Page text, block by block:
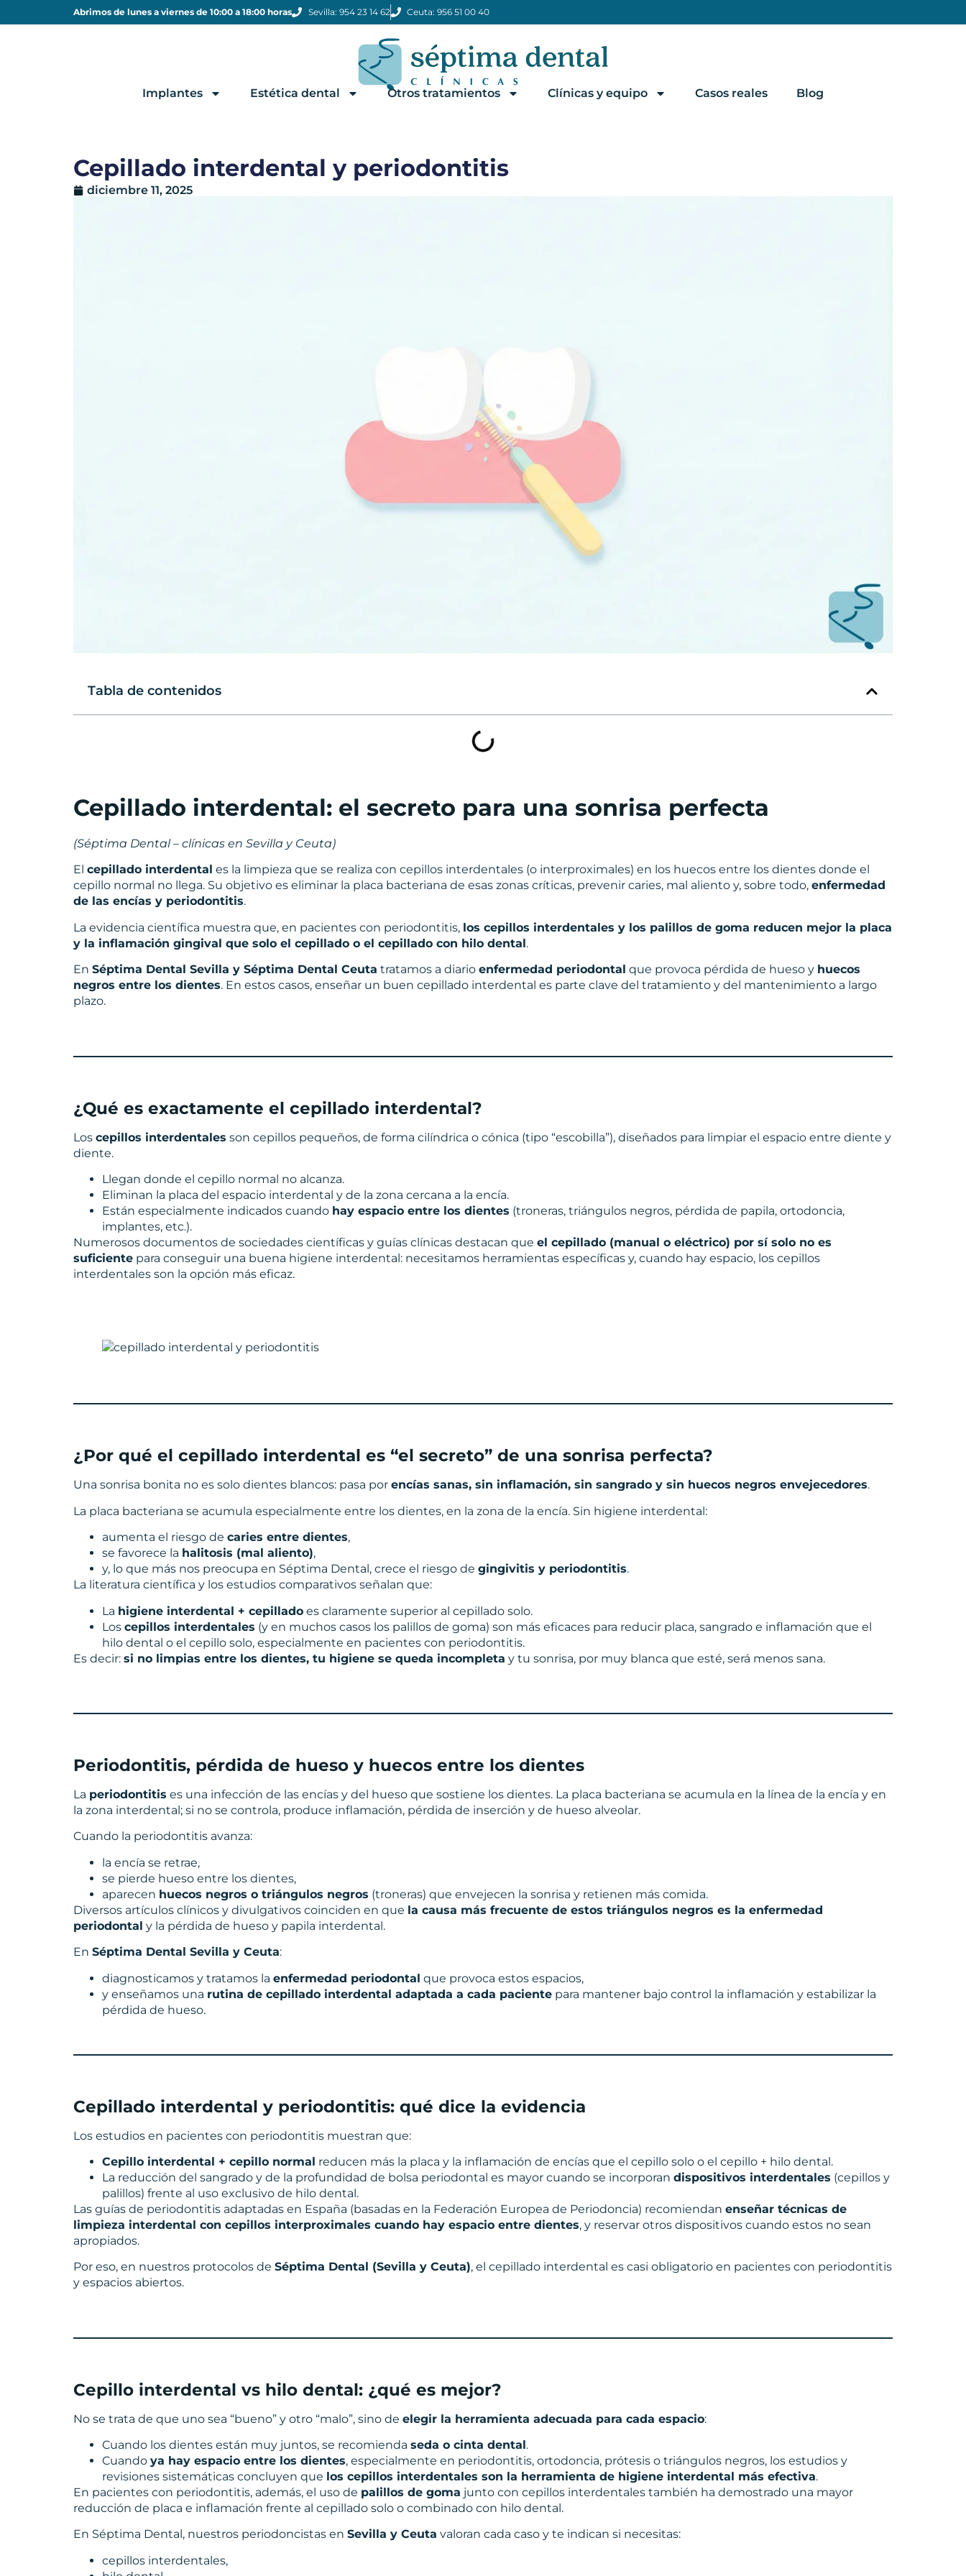
Abrimos de lunes a viernes de 10:00 a 18:00 horas Sevilla: 954 23 14 62 Ceuta: 956 51 00 40
Implantes Estética dental Otros tratamientos Clínicas y equipo Casos reales Blog
Cepillado interdental y periodontitis
diciembre 11, 2025
Tabla de contenidos
Cepillado interdental: el secreto para una sonrisa perfecta
(Séptima Dental – clínicas en Sevilla y Ceuta)
El cepillado interdental es la limpieza que se realiza con cepillos interdentales (o interproximales) en los huecos entre los dientes donde el
cepillo normal no llega. Su objetivo es eliminar la placa bacteriana de esas zonas críticas, prevenir caries, mal aliento y, sobre todo, enfermedad
de las encías y periodontitis.
La evidencia científica muestra que, en pacientes con periodontitis, los cepillos interdentales y los palillos de goma reducen mejor la placa
y la inflamación gingival que solo el cepillado o el cepillado con hilo dental.
En Séptima Dental Sevilla y Séptima Dental Ceuta tratamos a diario enfermedad periodontal que provoca pérdida de hueso y huecos
negros entre los dientes. En estos casos, enseñar un buen cepillado interdental es parte clave del tratamiento y del mantenimiento a largo
plazo.
¿Qué es exactamente el cepillado interdental?
Los cepillos interdentales son cepillos pequeños, de forma cilíndrica o cónica (tipo “escobilla”), diseñados para limpiar el espacio entre diente y
diente.
Llegan donde el cepillo normal no alcanza.
Eliminan la placa del espacio interdental y de la zona cercana a la encía.
Están especialmente indicados cuando hay espacio entre los dientes (troneras, triángulos negros, pérdida de papila, ortodoncia,
implantes, etc.).
Numerosos documentos de sociedades científicas y guías clínicas destacan que el cepillado (manual o eléctrico) por sí solo no es
suficiente para conseguir una buena higiene interdental: necesitamos herramientas específicas y, cuando hay espacio, los cepillos
interdentales son la opción más eficaz.
¿Por qué el cepillado interdental es “el secreto” de una sonrisa perfecta?
Una sonrisa bonita no es solo dientes blancos: pasa por encías sanas, sin inflamación, sin sangrado y sin huecos negros envejecedores.
La placa bacteriana se acumula especialmente entre los dientes, en la zona de la encía. Sin higiene interdental:
aumenta el riesgo de caries entre dientes,
se favorece la halitosis (mal aliento),
y, lo que más nos preocupa en Séptima Dental, crece el riesgo de gingivitis y periodontitis.
La literatura científica y los estudios comparativos señalan que:
La higiene interdental + cepillado es claramente superior al cepillado solo.
Los cepillos interdentales (y en muchos casos los palillos de goma) son más eficaces para reducir placa, sangrado e inflamación que el
hilo dental o el cepillo solo, especialmente en pacientes con periodontitis.
Es decir: si no limpias entre los dientes, tu higiene se queda incompleta y tu sonrisa, por muy blanca que esté, será menos sana.
Periodontitis, pérdida de hueso y huecos entre los dientes
La periodontitis es una infección de las encías y del hueso que sostiene los dientes. La placa bacteriana se acumula en la línea de la encía y en
la zona interdental; si no se controla, produce inflamación, pérdida de inserción y de hueso alveolar.
Cuando la periodontitis avanza:
la encía se retrae,
se pierde hueso entre los dientes,
aparecen huecos negros o triángulos negros (troneras) que envejecen la sonrisa y retienen más comida.
Diversos artículos clínicos y divulgativos coinciden en que la causa más frecuente de estos triángulos negros es la enfermedad
periodontal y la pérdida de hueso y papila interdental.
En Séptima Dental Sevilla y Ceuta:
diagnosticamos y tratamos la enfermedad periodontal que provoca estos espacios,
y enseñamos una rutina de cepillado interdental adaptada a cada paciente para mantener bajo control la inflamación y estabilizar la
pérdida de hueso.
Cepillado interdental y periodontitis: qué dice la evidencia
Los estudios en pacientes con periodontitis muestran que:
Cepillo interdental + cepillo normal reducen más la placa y la inflamación de encías que el cepillo solo o el cepillo + hilo dental.
La reducción del sangrado y de la profundidad de bolsa periodontal es mayor cuando se incorporan dispositivos interdentales (cepillos y
palillos) frente al uso exclusivo de hilo dental.
Las guías de periodontitis adaptadas en España (basadas en la Federación Europea de Periodoncia) recomiendan enseñar técnicas de
limpieza interdental con cepillos interproximales cuando hay espacio entre dientes, y reservar otros dispositivos cuando estos no sean
apropiados.
Por eso, en nuestros protocolos de Séptima Dental (Sevilla y Ceuta), el cepillado interdental es casi obligatorio en pacientes con periodontitis
y espacios abiertos.
Cepillo interdental vs hilo dental: ¿qué es mejor?
No se trata de que uno sea “bueno” y otro “malo”, sino de elegir la herramienta adecuada para cada espacio:
Cuando los dientes están muy juntos, se recomienda seda o cinta dental.
Cuando ya hay espacio entre los dientes, especialmente en periodontitis, ortodoncia, prótesis o triángulos negros, los estudios y
revisiones sistemáticas concluyen que los cepillos interdentales son la herramienta de higiene interdental más efectiva.
En pacientes con periodontitis, además, el uso de palillos de goma junto con cepillos interdentales también ha demostrado una mayor
reducción de placa e inflamación frente al cepillado solo o combinado con hilo dental.
En Séptima Dental, nuestros periodoncistas en Sevilla y Ceuta valoran cada caso y te indican si necesitas:
cepillos interdentales,